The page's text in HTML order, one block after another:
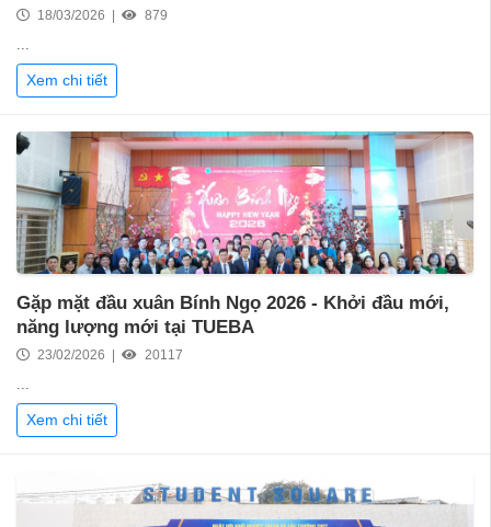
18/03/2026 | 879
...
Xem chi tiết
Gặp mặt đầu xuân Bính Ngọ 2026 - Khởi đầu mới,
năng lượng mới tại TUEBA
23/02/2026 | 20117
...
Xem chi tiết